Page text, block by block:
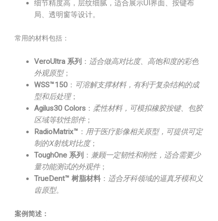
细节精度高，层纹细腻，适合展示UI界面、按键布
局、透明窗等设计。
常用的材料包括：
VeroUltra 系列 ： 适合做高对比度、高饱和度的彩色
外观原型；
WSS™150 ： 可溶解支撑材料，有利于复杂结构的成
型和后处理；
Agilus30 Colors ： 柔性材料，可模拟橡胶按键、包胶
区域等软性部件；
RadioMatrix™ ： 用于医疗影像相关原型，可提供可定
制的X射线对比度；
ToughOne 系列 ： 兼顾一定韧性和刚性，适合需要少
量功能测试的外观件；
TrueDent™ 树脂材料 ： 适合牙科领域的逼真牙模和义
齿原型。
案例简述：